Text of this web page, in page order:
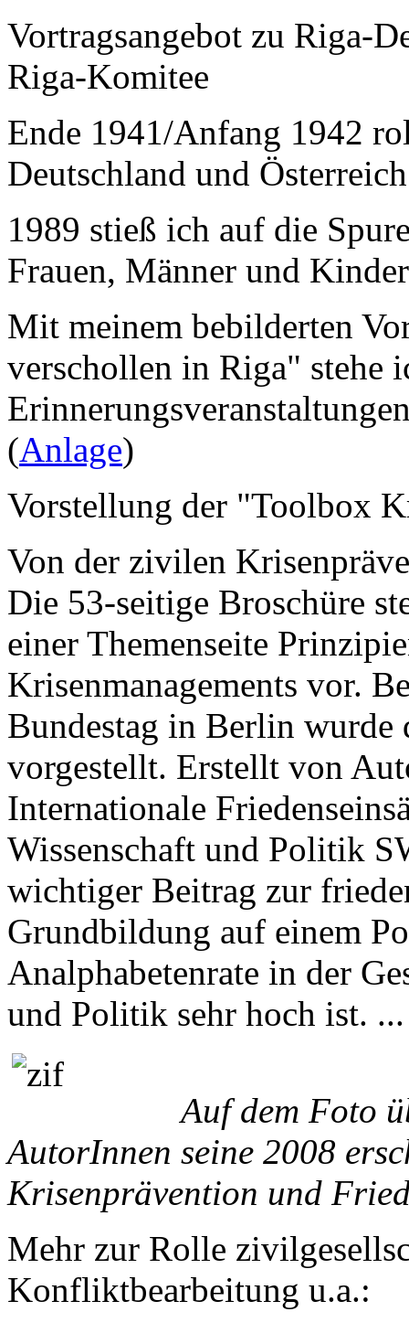
Vortragsangebot zu Riga-
Riga-Komitee
Ende 1941/Anfang 1942
Deutschland und
1989 stieß ich auf die
Frauen, Männer und
Mit meinem bebilderten
verschollen in Riga" stehe
(Anlage)
Vorstellung der "Toolbox
Von der zivilen
Die 53-seitige Broschüre
einer Themenseite
Krisenmanagements vor.
Bundestag in Berlin
vorgestellt. Erstellt von
Internationale
Wissenschaft und Politik
wichtiger Beitrag zur
Grundbildung auf einem
Analphabetenrate in der
und Politik sehr hoch ist.
Auf dem Foto
AutorInnen seine 2008
Krisenprävention und
Mehr zur Rolle
Konfliktbearbeitung u.a.: